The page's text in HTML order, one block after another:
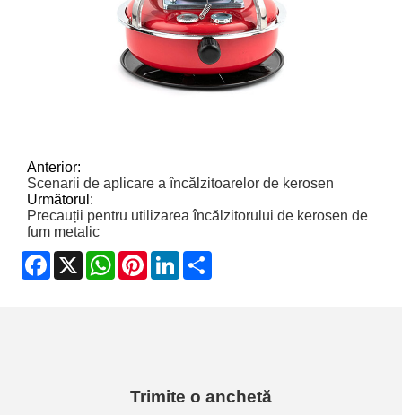
Anterior:
Scenarii de aplicare a încălzitoarelor de kerosen
Următorul:
Precauții pentru utilizarea încălzitorului de kerosen de
fum metalic
Facebook
X WhatsApp
PinterestLinkedIn
Trimite o anchetă